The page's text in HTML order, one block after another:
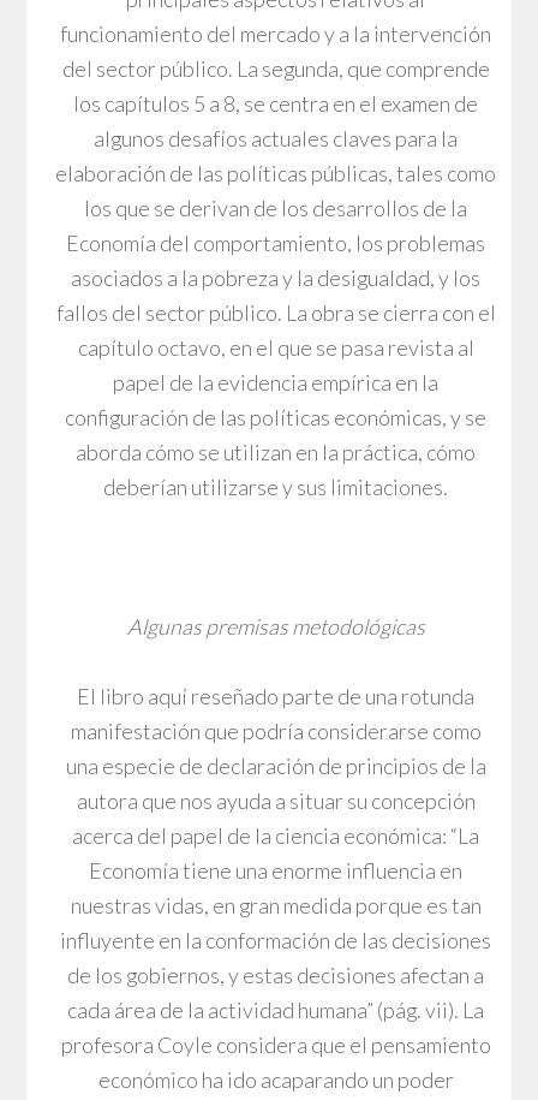
funcionamiento del mercado y a la intervención
del sector público. La segunda, que comprende
los capítulos 5 a 8, se centra en el examen de
algunos desafíos actuales claves para la
elaboración de las políticas públicas, tales como
los que se derivan de los desarrollos de la
Economía del comportamiento, los problemas
asociados a la pobreza y la desigualdad, y los
fallos del sector público. La obra se cierra con el
capítulo octavo, en el que se pasa revista al
papel de la evidencia empírica en la
configuración de las políticas económicas, y se
aborda cómo se utilizan en la práctica, cómo
deberían utilizarse y sus limitaciones.
Algunas premisas metodológicas
El libro aquí reseñado parte de una rotunda
manifestación que podría considerarse como
una especie de declaración de principios de la
autora que nos ayuda a situar su concepción
acerca del papel de la ciencia económica: “La
Economía tiene una enorme influencia en
nuestras vidas, en gran medida porque es tan
influyente en la conformación de las decisiones
de los gobiernos, y estas decisiones afectan a
cada área de la actividad humana” (pág. vii). La
profesora Coyle considera que el pensamiento
económico ha ido acaparando un poder